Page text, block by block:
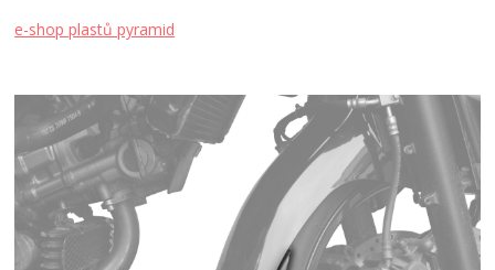
e-shop plastů pyramid